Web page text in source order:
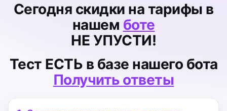
Сегодня скидки на тарифы в
нашем боте
НЕ УПУСТИ!
Тест ЕСТЬ в базе нашего бота
Получить ответы